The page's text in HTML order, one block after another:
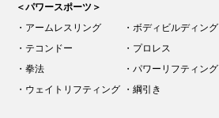
＜パワースポーツ＞
・アームレスリング
・テコンドー
・拳法
・ウェイトリフティング
・ボディビルディング
・プロレス
・パワーリフティング
・綱引き